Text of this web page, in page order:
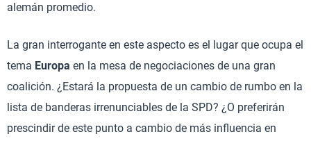
alemán promedio.
La gran interrogante en este aspecto es el lugar que ocupa el
tema Europa en la mesa de negociaciones de una gran
coalición. ¿Estará la propuesta de un cambio de rumbo en la
lista de banderas irrenunciables de la SPD? ¿O preferirán
prescindir de este punto a cambio de más influencia en